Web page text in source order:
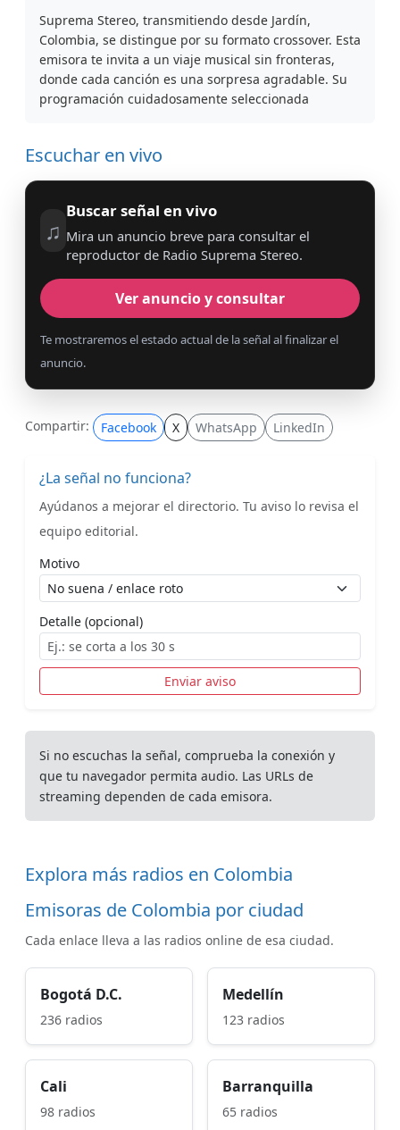
Suprema Stereo, transmitiendo desde Jardín,
Colombia, se distingue por su formato crossover. Esta
emisora te invita a un viaje musical sin fronteras,
donde cada canción es una sorpresa agradable. Su
programación cuidadosamente seleccionada
Escuchar en vivo
♫
Buscar señal en vivo
Mira un anuncio breve para consultar el
reproductor de Radio Suprema Stereo.
Ver anuncio y consultar
Te mostraremos el estado actual de la señal al finalizar el
anuncio.
Compartir: Facebook X WhatsApp LinkedIn
¿La señal no funciona?
Ayúdanos a mejorar el directorio. Tu aviso lo revisa el
equipo editorial.
Motivo
Detalle (opcional)
Enviar aviso
Si no escuchas la señal, comprueba la conexión y
que tu navegador permita audio. Las URLs de
streaming dependen de cada emisora.
Explora más radios en Colombia
Emisoras de Colombia por ciudad
Cada enlace lleva a las radios online de esa ciudad.
Bogotá D.C.
236 radios
Medellín
123 radios
Cali
98 radios
Barranquilla
65 radios